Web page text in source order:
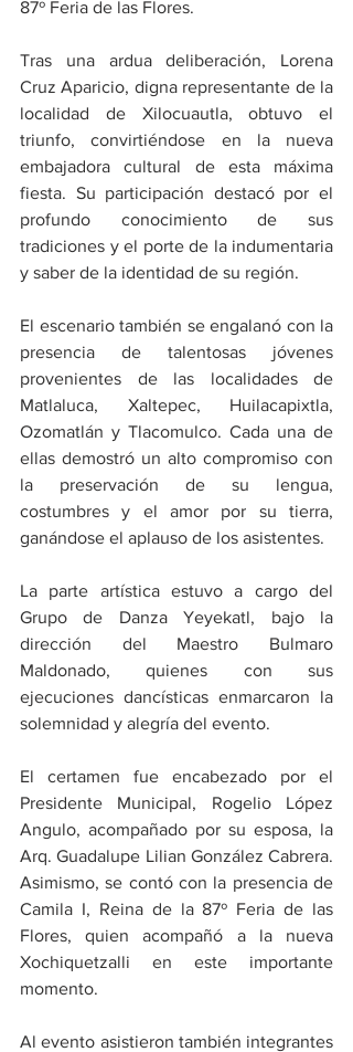
87º Feria de las Flores.
Tras una ardua deliberación, Lorena
Cruz Aparicio, digna representante de la
localidad de Xilocuautla, obtuvo el
triunfo, convirtiéndose en la nueva
embajadora cultural de esta máxima
fiesta. Su participación destacó por el
profundo conocimiento de sus
tradiciones y el porte de la indumentaria
y saber de la identidad de su región.
El escenario también se engalanó con la
presencia de talentosas jóvenes
provenientes de las localidades de
Matlaluca, Xaltepec, Huilacapixtla,
Ozomatlán y Tlacomulco. Cada una de
ellas demostró un alto compromiso con
la preservación de su lengua,
costumbres y el amor por su tierra,
ganándose el aplauso de los asistentes.
La parte artística estuvo a cargo del
Grupo de Danza Yeyekatl, bajo la
dirección del Maestro Bulmaro
Maldonado, quienes con sus
ejecuciones dancísticas enmarcaron la
solemnidad y alegría del evento.
El certamen fue encabezado por el
Presidente Municipal, Rogelio López
Angulo, acompañado por su esposa, la
Arq. Guadalupe Lilian González Cabrera.
Asimismo, se contó con la presencia de
Camila I, Reina de la 87º Feria de las
Flores, quien acompañó a la nueva
Xochiquetzalli en este importante
momento.
Al evento asistieron también integrantes